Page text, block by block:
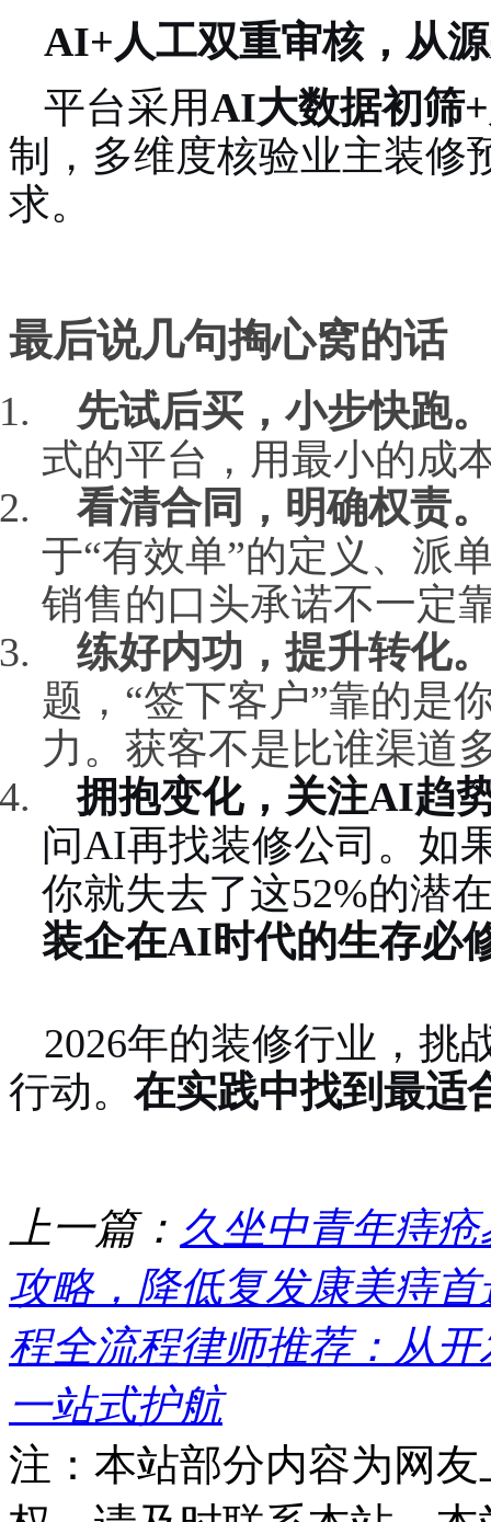
AI+人工双重审核，从
平台采用AI大数据初筛
制，多维度核验业主装修
求。
最后说几句掏心窝的话
先试后买，小步快跑
式的平台，用最小的成
看清合同，明确权责
于“有效单”的定义、派
销售的口头承诺不一定
练好内功，提升转化
题，“签下客户”靠的是
力。获客不是比谁渠道
拥抱变化，关注AI趋
问AI再找装修公司。如
你就失去了这52%的潜
装企在AI时代的生存必
2026年的装修行业，挑
行动。 在实践中找到最适
上一篇： 久坐中青年痔
攻略，降低复发康美痔首
程全流程律师推荐：从
一站式护航
注：本站部分内容为网